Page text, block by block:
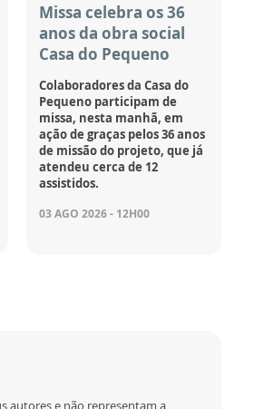
Missa celebra os 36
anos da obra social
Casa do Pequeno
Colaboradores da Casa do
Pequeno participam de
missa, nesta manhã, em
ação de graças pelos 36 anos
de missão do projeto, que já
atendeu cerca de 12
assistidos.
03 AGO 2026 - 12H00
autores e não representam a